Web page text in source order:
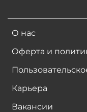
О нас
Оферта и
Карьера
Вакансии